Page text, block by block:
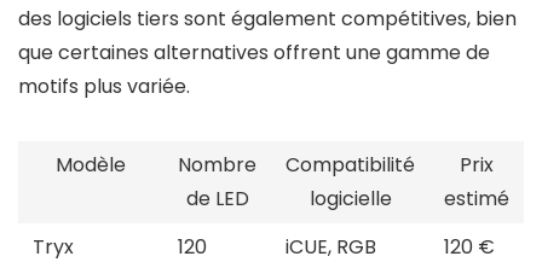
des logiciels tiers sont également compétitives, bien
que certaines alternatives offrent une gamme de
motifs plus variée.
Modèle
Nombre
de LED
Compatibilité
logicielle
Prix
estimé
Tryx
120
iCUE, RGB
120 €